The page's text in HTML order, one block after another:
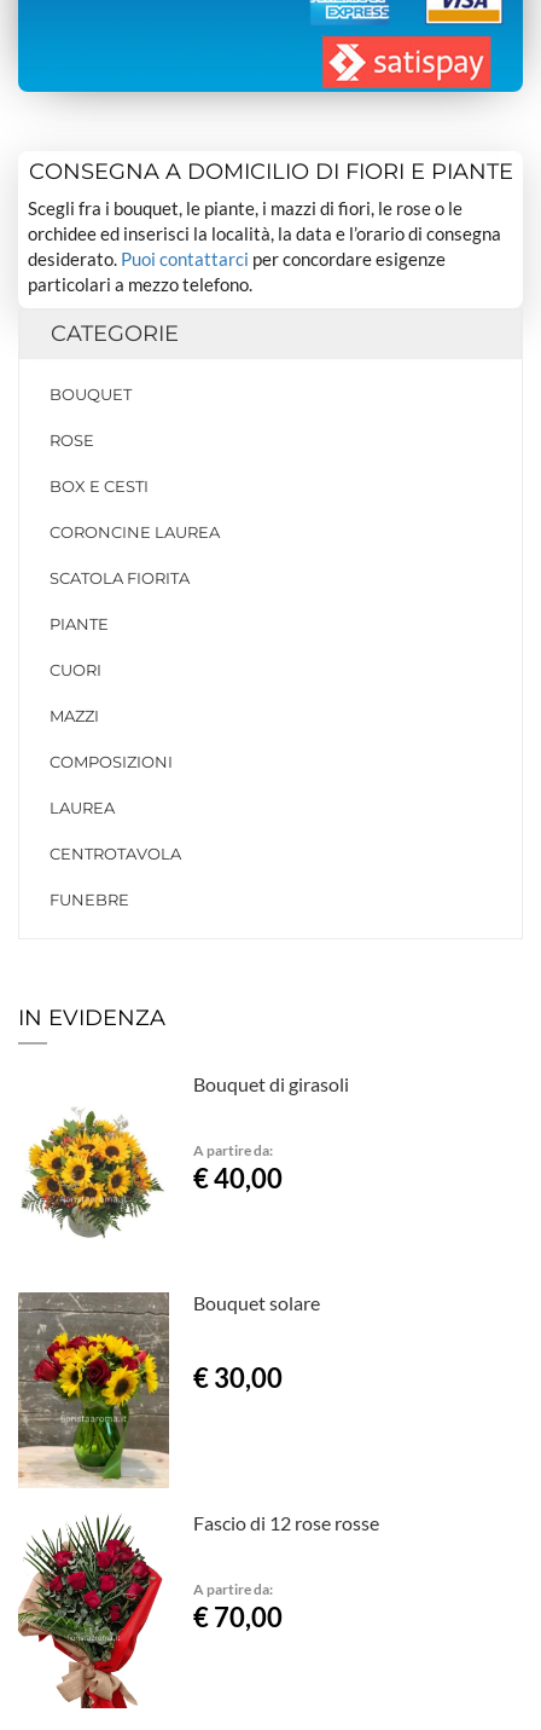
CONSEGNA A DOMICILIO DI FIORI E PIANTE
Scegli fra i bouquet, le piante, i mazzi di fiori, le rose o le
orchidee ed inserisci la località, la data e l’orario di consegna
desiderato. Puoi contattarci per concordare esigenze
particolari a mezzo telefono.
CATEGORIE
BOUQUET
ROSE
BOX E CESTI
CORONCINE LAUREA
SCATOLA FIORITA
PIANTE
CUORI
MAZZI
COMPOSIZIONI
LAUREA
CENTROTAVOLA
FUNEBRE
IN EVIDENZA
Bouquet di girasoli
A partire da:
€ 40,00
Bouquet solare
€ 30,00
Fascio di 12 rose rosse
A partire da:
€ 70,00